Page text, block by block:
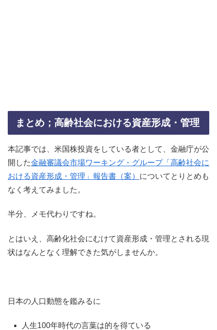
まとめ；高齢社会における資産形成・管理
本記事では、米国株投資をしている者として、金融庁が公
開した金融審議会市場ワーキング・グループ「高齢社会に
おける資産形成・管理」報告書（案） についてとりとめも
なく考えてみました。
半分、メモ代わりですね。
とはいえ、高齢化社会にむけて資産形成・管理とされる現
状はなんとなく理解できた気がしませんか。
日本の人口動態を鑑みるに
人生100年時代の言葉は的を得ている